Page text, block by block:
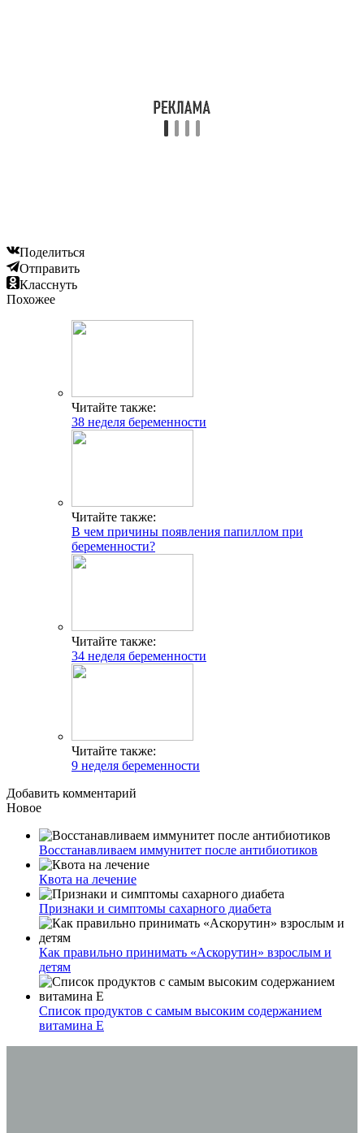
Поделиться
Отправить
Класснуть
Похожее
Читайте также:
38 неделя беременности
Читайте также:
В чем причины появления папиллом при
беременности?
Читайте также:
34 неделя беременности
Читайте также:
9 неделя беременности
Добавить комментарий
Новое
Восстанавливаем иммунитет после антибиотиков
Квота на лечение
Признаки и симптомы сахарного диабета
Как правильно принимать «Аскорутин» взрослым и
детям
Список продуктов с самым высоким содержанием
витамина E